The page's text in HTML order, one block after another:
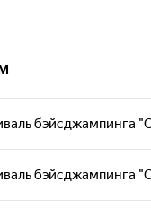
бэйсджампинга
бэйсджампинга